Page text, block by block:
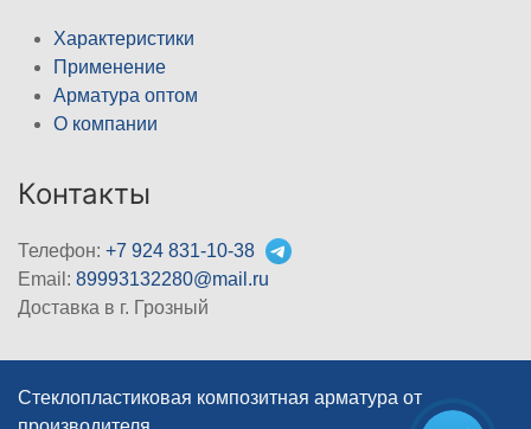
Характеристики
Применение
Арматура оптом
О компании
Контакты
Телефон: +7 924 831-10-38
Email: 89993132280@mail.ru
Доставка в г. Грозный
Стеклопластиковая композитная арматура от